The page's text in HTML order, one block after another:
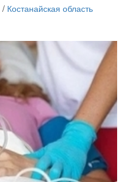
/ Костанайская область